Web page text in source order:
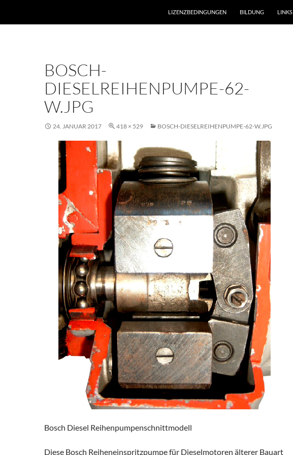
LIZENZBEDINGUNGEN BILDUNG LINKS
BOSCH-
DIESELREIHENPUMPE-62-
W.JPG
24. JANUAR 2017 418 × 529 BOSCH-DIESELREIHENPUMPE-62-W.JPG
Bosch Diesel Reihenpumpenschnittmodell
Diese Bosch Reiheneinspritzpumpe für Dieselmotoren älterer Bauart